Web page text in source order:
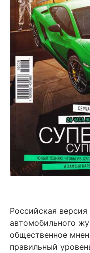
Российская версия
автомобильного
общественное
правильный